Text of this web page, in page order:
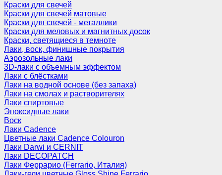
Краски для свечей
Краски для свечей матовые
Краски для свечей - металлики
Краски для меловых и магнитных досок
Краски, светящиеся в темноте
Лаки, воск, финишные покрытия
Аэрозольные лаки
3D-лаки с объемным эффектом
Лаки с блёстками
Лаки на водной основе (без запаха)
Лаки на смолах и растворителях
Лаки спиртовые
Эпоксидные лаки
Воск
Лаки Cadence
Цветные лаки Cadence Colouron
Лаки Darwi и CERNIT
Лаки DECOPATCH
Лаки Феррарио (Ferrario, Италия)